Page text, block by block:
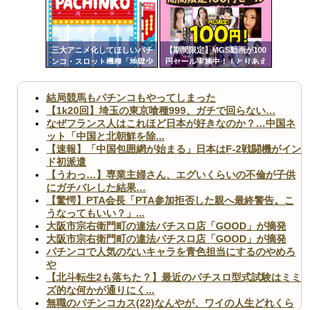
Powered by livedoor 相互RSS
三大アニメ化してほしいパチ
ンコ・スロット機種「地獄少
【期間限定】MGS動画が100
円セール実施中！！とりあえ
ンク
自動
更新
ツー
結局競馬もパチンコもやってしまった
【1k20回】埼玉の東京喰種999、ガチで回らない…
なぜフランス人はこれほど日本が好きなのか？…中国ネ
ット「中国と北朝鮮を除...
【速報】「中国包囲網が始まる」日本はF-2戦闘機がイン
ド初派遣
【うわっ…】専業主婦さん、エグいくらいの不倫が子供
にガチバレした結果…
【驚愕】PTA会長「PTA参加拒否した親へ最終警告。こ
うなってもいい？」...
大阪市宗右衛門町の違法パチスロ店「GOOD」が摘発
大阪市宗右衛門町の違法パチスロ店「GOOD」が摘発
パチンコで人気のないキャラを青色担当にするのやめろ
や
【北斗転生2も落ちた？】最近のパチスロ型式試験はミミ
ズ的な何かが通りにく...
無職のパチンコカス(22)なんやが、ワイの人生どれくら